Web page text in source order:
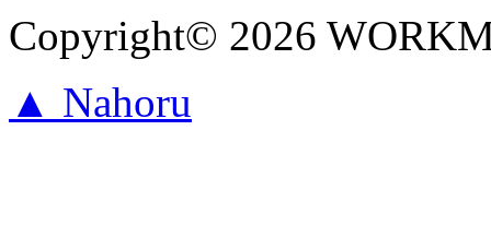
Copyright© 2026
▲ Nahoru